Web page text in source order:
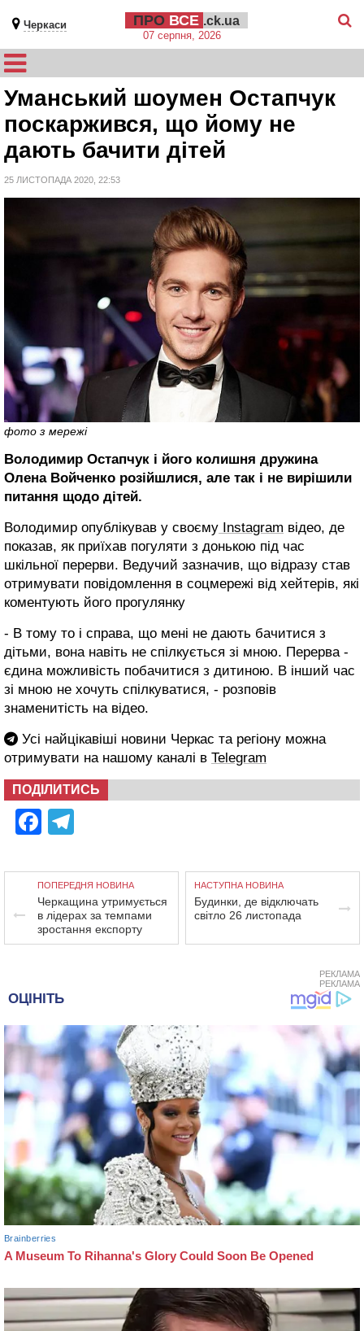
Черкаси ПРО ВСЕ .ck.ua
07 серпня, 2026
Уманський шоумен Остапчук
поскаржився, що йому не
дають бачити дітей
25 ЛИСТОПАДА 2020, 22:53
фото з мережі
Володимир Остапчук і його колишня дружина
Олена Войченко розійшлися, але так і не вирішили
питання щодо дітей.
Володимир опублікував у своєму Instagram відео, де
показав, як приїхав погуляти з донькою під час
шкільної перерви. Ведучий зазначив, що відразу став
отримувати повідомлення в соцмережі від хейтерів, які
коментують його прогулянку
- В тому то і справа, що мені не дають бачитися з
дітьми, вона навіть не спілкується зі мною. Перерва -
єдина можливість побачитися з дитиною. В інший час
зі мною не хочуть спілкуватися, - розповів
знаменитість на відео.
Усі найцікавіші новини Черкас та регіону можна
отримувати на нашому каналі в Telegram
ПОДІЛИТИСЬ
Facebook
ПОПЕРЕДНЯ НОВИНА
Черкащина утримується
в лідерах за темпами
зростання експорту
НАСТУПНА НОВИНА
Будинки, де відключать
світло 26 листопада
РЕКЛАМА
РЕКЛАМА